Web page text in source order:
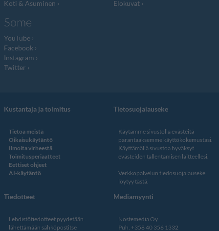
Koti & Asuminen
Elokuvat
Some
YouTube
Facebook
Instagram
Twitter
Kustantaja ja toimitus
Tietoa meistä
Oikaisukäytäntö
Ilmoita virheestä
Toimitusperiaatteet
Eettiset ohjeet
AI-käytäntö
Tietosuojalauseke
Käytämme sivustolla evästeitä
parantaaksemme käyttökokemustasi.
Käyttämällä sivustoa hyväksyt
evästeiden tallentamisen laitteellesi.
Verkkopalvelun tiedosuojalauseke
löytyy tästä.
Tiedotteet
Lehdistötiedotteet pyydetään
lähettämään sähköpostitse
Mediamyynti
Nostemedia Oy
Puh. +358 40 356 1332